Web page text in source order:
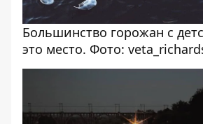
Большинство горожан с
это место. Фото: